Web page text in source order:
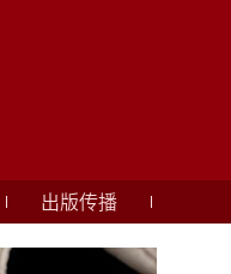
出版传播